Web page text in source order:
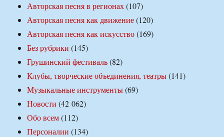
Авторская песня в регионах(107)
Авторская песня как движение(120)
Авторская песня как искусство(169)
Без рубрики (145)
Грушинский фестиваль(82)
Клубы, творческие объединения, театры(141)
Музыкальные инструменты(69)
Новости (42 062)
Обо всем(112)
Персоналии (134)